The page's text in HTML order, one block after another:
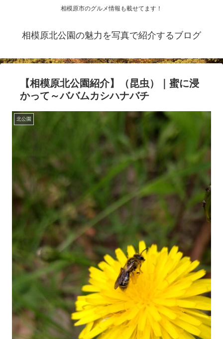
相模原市のグルメ情報も載せてます！
相模原北公園の魅力を写真で紹介するブログ
【相模原北公園紹介】（昆虫）｜蜜に浸
かって～ババムカシハナバチ
北公園